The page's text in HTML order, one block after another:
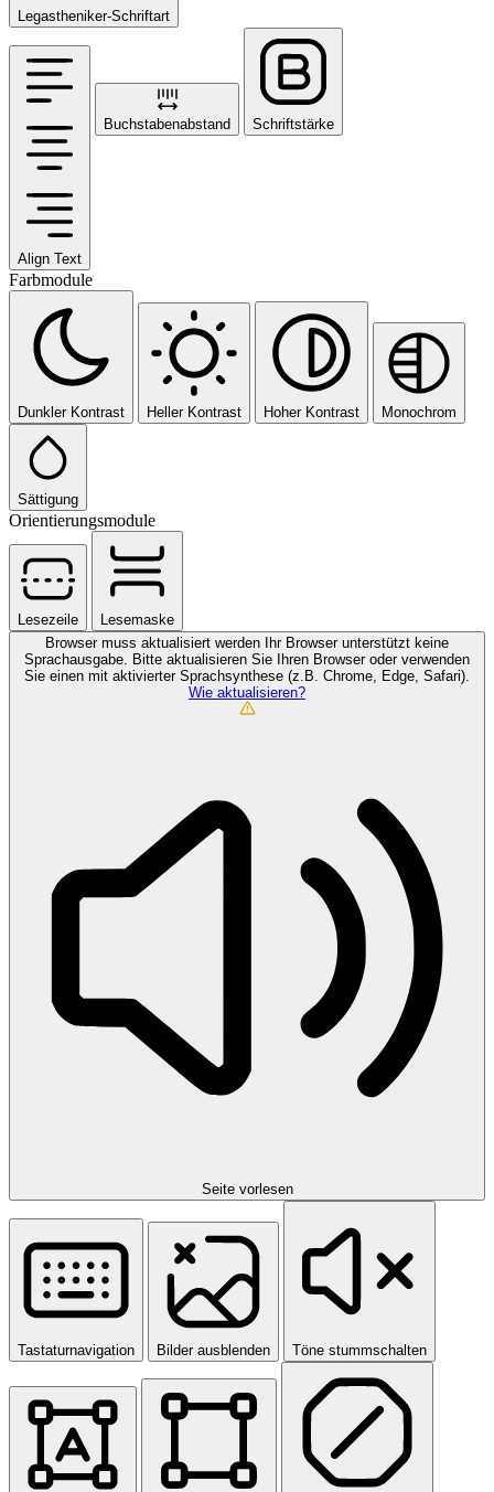
Legastheniker-Schriftart
Align Text
Buchstabenabstand Schriftstärke
Farbmodule
Dunkler Kontrast Heller Kontrast Hoher Kontrast Monochrom
Sättigung
Orientierungsmodule
Lesezeile
Lesemaske
Browser muss aktualisiert werden
Ihr Browser unterstützt keine
Sprachausgabe. Bitte aktualisieren Sie Ihren Browser oder verwenden
Sie einen mit aktivierter Sprachsynthese (z.B. Chrome, Edge, Safari).
Wie aktualisieren?
Seite vorlesen
Tastaturnavigation Bilder ausblenden Töne stummschalten